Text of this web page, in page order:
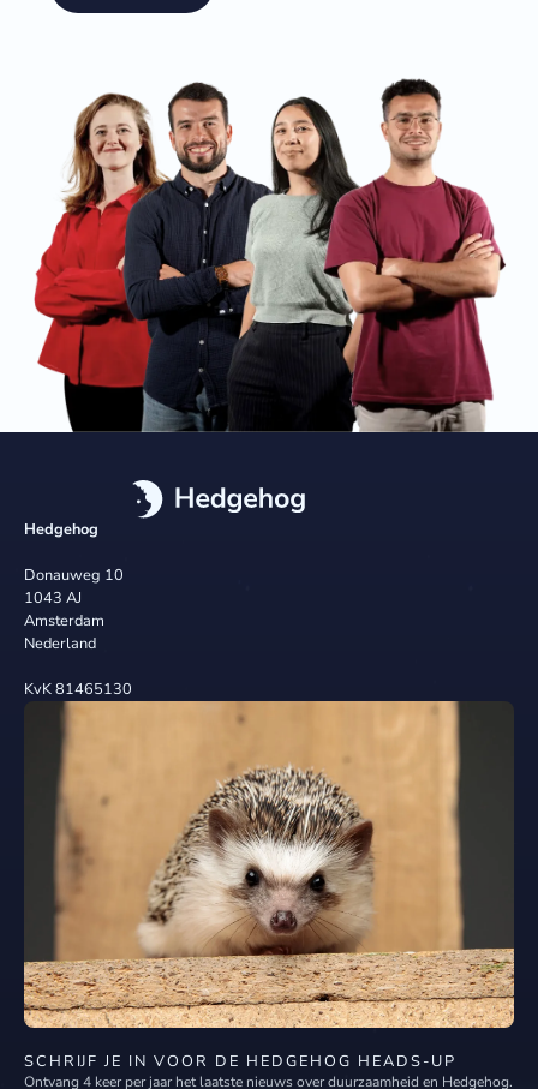
Hedgehog
Donauweg 10
1043 AJ
Amsterdam
Nederland
KvK 81465130
SCHRIJF JE IN VOOR DE HEDGEHOG HEADS-UP
Ontvang 4 keer per jaar het laatste nieuws over duurzaamheid en Hedgehog.